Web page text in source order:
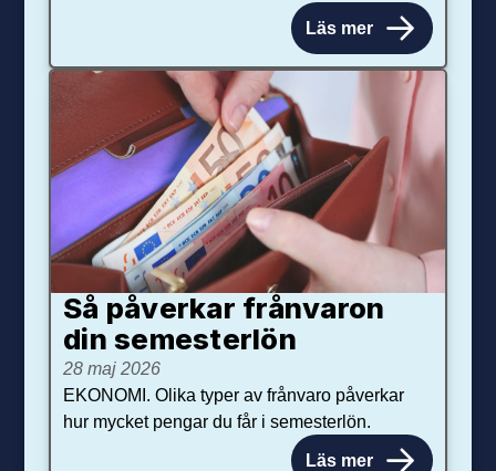
Läs mer
Så påverkar från­varon
din semester­lön
28 maj 2026
EKONOMI. Olika typer av frånvaro påverkar
hur mycket pengar du får i semesterlön.
Läs mer